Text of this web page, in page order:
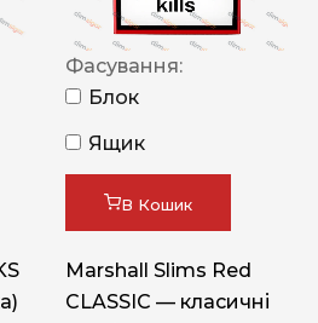
Фасування:
Блок
Ящик
В Кошик
Marshall Slims Red
CLASSIC — класичні